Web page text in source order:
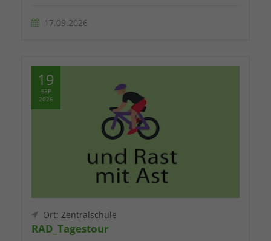
17.09.2026
19
SEP
2026
Ort: Zentralschule
RAD_Tagestour